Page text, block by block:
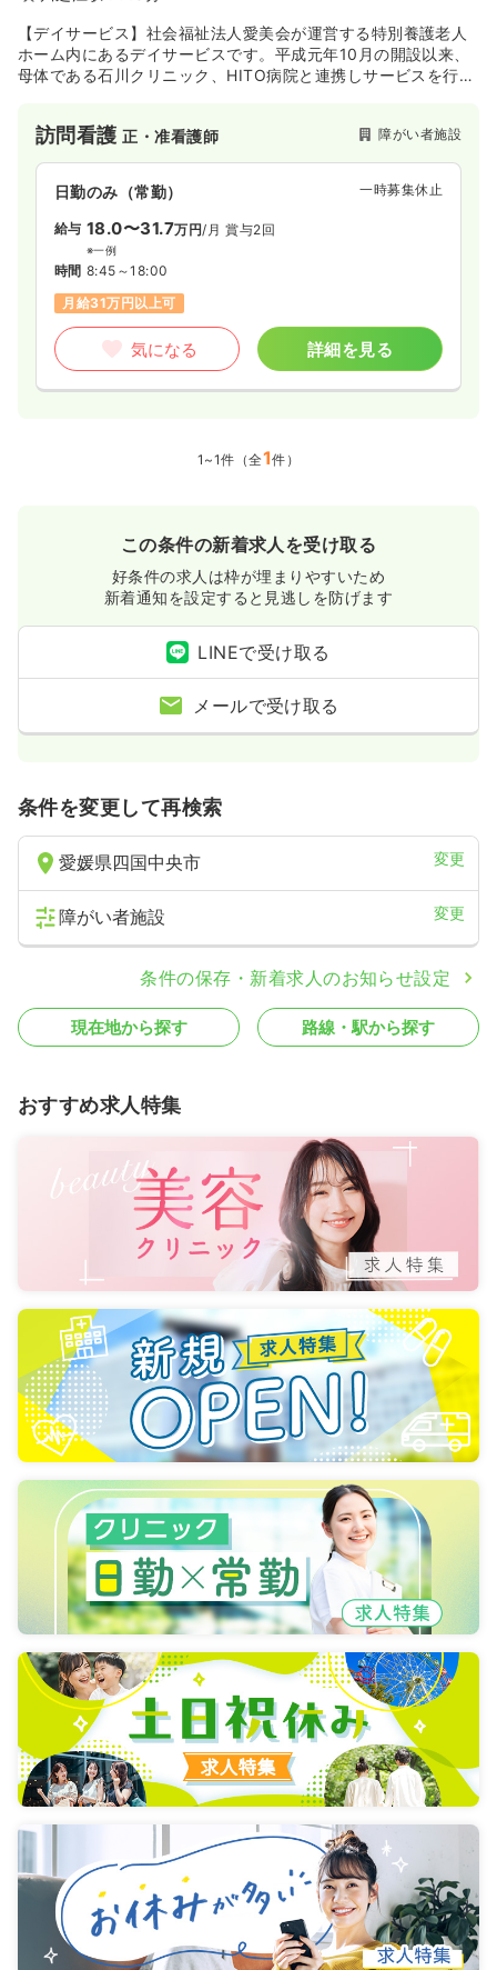
【デイサービス】社会福祉法人愛美会が運営する特別養護老人
ホーム内にあるデイサービスです。平成元年10月の開設以来、
母体である石川クリニック、HITO病院と連携しサービスを行っ
訪問看護正・准看護師 障がい者施設
日勤のみ（常勤） 一時募集休止
給与 18.0〜31.7万円/月 賞与2回
※一例
時間 8:45～18:00
月給31万円以上可
気になる 詳細を見る
1~1件（全1件）
この条件の新着求人を受け取る
好条件の求人は枠が埋まりやすいため
新着通知を設定すると見逃しを防げます
LINEで受け取る
メールで受け取る
条件を変更して再検索
愛媛県四国中央市 変更
障がい者施設 変更
条件の保存・新着求人のお知らせ設定
現在地から探す 路線・駅から探す
おすすめ求人特集